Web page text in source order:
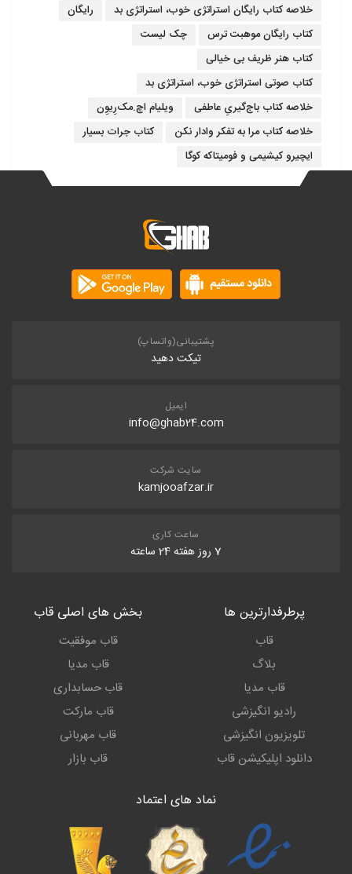
خلاصه کتاب رایگان استراتژی خوب، استراتژی بد
رایگان
کتاب رایگان موهبت ترس
چک لیست
کتاب هنر ظریف بی خیالی
کتاب صوتی استراتژی خوب، استراتژی بد
خلاصه کتاب باج‌گیریِ عاطفی
ویلیام اچ.مک‌رِیوِن
خلاصه کتاب مرا به تفکر وادار نکن
کتاب جرات بسیار
ایچیرو کیشیمی و فومیتاکه کوگا
پشتیبانی(واتساپ)
تیکت دهید
ایمیل
info@ghab24.com
سایت شرکت
kamjooafzar.ir
ساعت کاری
7 روز هفته 24 ساعته
پرطرفدارترین ها
قاب
بلاگ
قاب مدیا
رادیو انگیزشی
تلویزیون انگیزشی
دانلود اپلیکیشن قاب
بخش های اصلی قاب
قاب موفقیت
قاب مدیا
قاب حسابداری
قاب مارکت
قاب مهربانی
قاب بازار
نماد های اعتماد